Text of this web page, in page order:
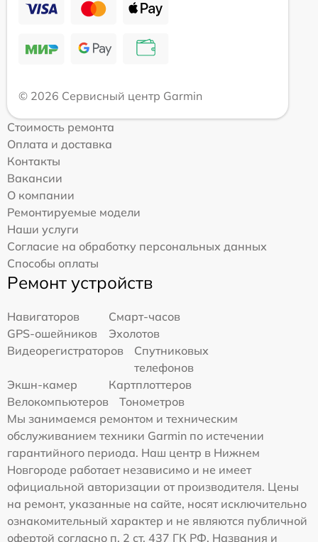
© 2026 Сервисный центр Garmin
Стоимость ремонта
Оплата и доставка
Контакты
Вакансии
О компании
Ремонтируемые модели
Наши услуги
Согласие на обработку персональных данных
Способы оплаты
Ремонт устройств
Навигаторов
Смарт-часов
GPS-ошейников
Эхолотов
Видеорегистраторов
Спутниковых
телефонов
Экшн-камер
Картплоттеров
Велокомпьютеров
Тонометров
Мы занимаемся ремонтом и техническим
обслуживанием техники Garmin по истечении
гарантийного периода. Наш центр в Нижнем
Новгороде работает независимо и не имеет
официальной авторизации от производителя. Цены
на ремонт, указанные на сайте, носят исключительно
ознакомительный характер и не являются публичной
офертой согласно п. 2 ст. 437 ГК РФ. Названия и